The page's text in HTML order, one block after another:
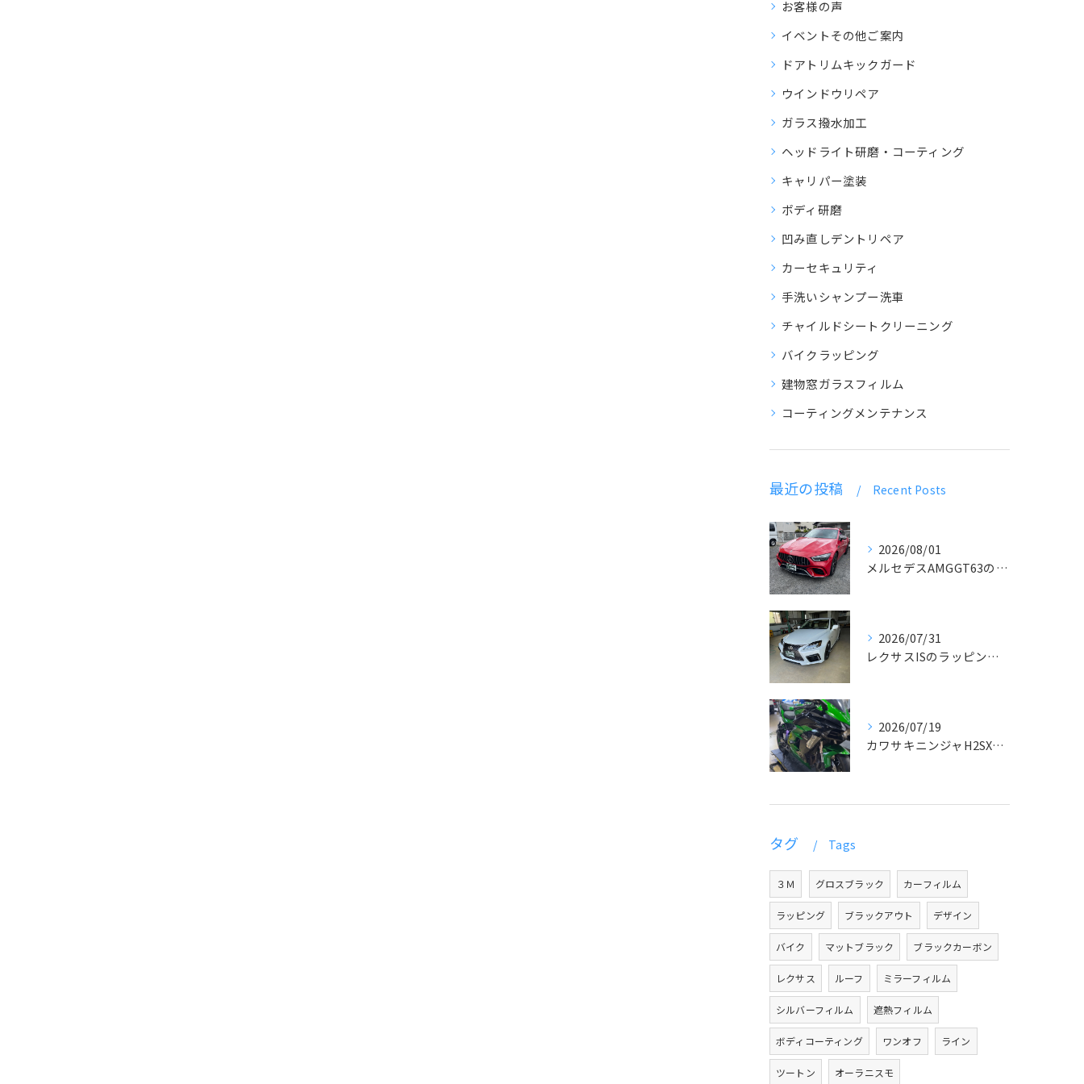
お客様の声
イベントその他ご案内
ドアトリムキックガード
ウインドウリペア
ガラス撥水加工
ヘッドライト研磨・コーティング
キャリパー塗装
ボディ研磨
凹み直しデントリペア
カーセキュリティ
手洗いシャンプー洗車
チャイルドシートクリーニング
バイクラッピング
建物窓ガラスフィルム
コーティングメンテナンス
最近の投稿 Recent Posts
2026/08/01
メルセデスAMGGT63のラッピング
2026/07/31
レクサスISのラッピングとデカール貼り
2026/07/19
カワサキニンジャH2SXラッピング
タグ Tags
３Ｍ グロスブラック カーフィルム
ラッピング ブラックアウト デザイン
バイク マットブラック ブラックカーボン
レクサス ルーフ ミラーフィルム
シルバーフィルム 遮熱フィルム
ボディコーティング ワンオフ ライン
ツートン オーラニスモ